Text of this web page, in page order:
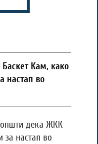
Кам, како
настап во
дека ЖКК
за настап во